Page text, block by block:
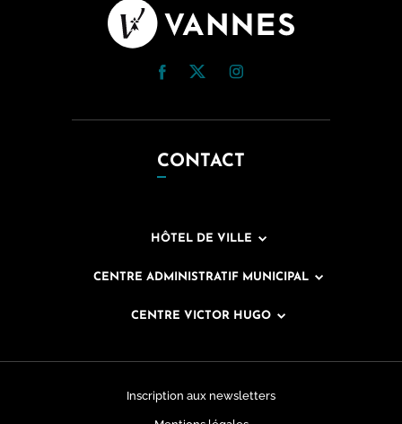
CONTACT
HÔTEL DE VILLE
CENTRE ADMINISTRATIF MUNICIPAL
CENTRE VICTOR HUGO
Inscription aux newsletters